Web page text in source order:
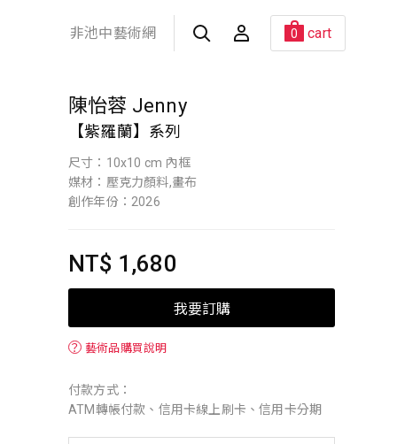
非池中藝術網 0 cart
陳怡蓉 Jenny
【紫羅蘭】系列
尺寸：10x10 cm 內框
媒材：壓克力顏料,畫布
創作年份：2026
NT$ 1,680
我要訂購
？ 藝術品購買說明
付款方式：
ATM轉帳付款、信用卡線上刷卡、信用卡分期